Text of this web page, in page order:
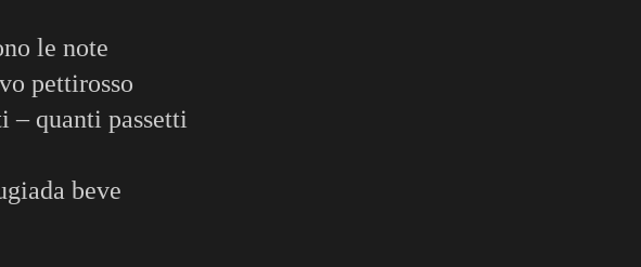
le note
pettirosso
– quanti passetti
beve